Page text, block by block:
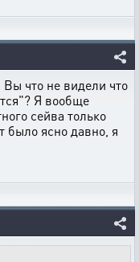
что не видели что
Я вообще
сейва только
было ясно давно, я